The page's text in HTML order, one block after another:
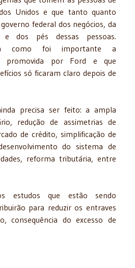
Unidos e que tanto quanto
federal dos negócios, da
dos pés dessas pessoas.
como foi importante a
promovida por Ford e que
só ficaram claro depois de
precisa ser feito: a ampla
redução de assimetrias de
de crédito, simplificação de
do sistema de
reforma tributária, entre
estudos que estão sendo
para reduzir os entraves
consequência do excesso de